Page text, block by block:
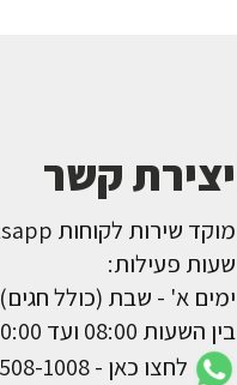
יצירת קשר
מוקד שירות לקוחות whatsapp
שעות פעילות:
ימים א' - שבת (כולל חגים)
בין השעות 08:00 ועד 00:00
לחצו כאן - 055-508-1008